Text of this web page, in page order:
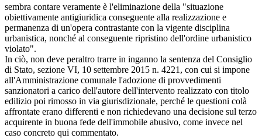
sembra contare veramente è l'eliminazione della "situazione
obiettivamente antigiuridica conseguente alla realizzazione e
permanenza di un'opera contrastante con la vigente disciplina
urbanistica, nonché al conseguente ripristino dell'ordine urbanistico
violato".
In ciò, non deve peraltro trarre in inganno la sentenza del Consiglio
di Stato, sezione VI, 10 settembre 2015 n. 4221, con cui si impone
all'Amministrazione comunale l'adozione di provvedimenti
sanzionatori a carico dell'autore dell'intervento realizzato con titolo
edilizio poi rimosso in via giurisdizionale, perché le questioni colà
affrontate erano differenti e non richiedevano una decisione sul terzo
acquirente in buona fede dell'immobile abusivo, come invece nel
caso concreto qui commentato.